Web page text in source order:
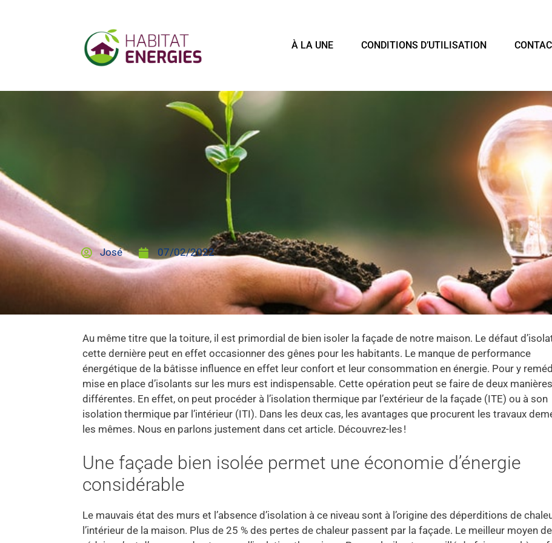
À LA UNE CONDITIONS D’UTILISATION
José 07/02/2022
Au même titre que la toiture, il est primordial de bien isoler la façade de notre maison. Le défaut
cette dernière peut en effet occasionner des gênes pour les habitants. Le manque de performance
énergétique de la bâtisse influence en effet leur confort et leur consommation en énergie. Pour y
mise en place d’isolants sur les murs est indispensable. Cette opération peut se faire de deux manières
différentes. En effet, on peut procéder à l’isolation thermique par l’extérieur de la façade (ITE) ou à son
isolation thermique par l’intérieur (ITI). Dans les deux cas, les avantages que procurent les travaux
les mêmes. Nous en parlons justement dans cet article. Découvrez-les !
Une façade bien isolée permet une économie d’énergie
considérable
Le mauvais état des murs et l’absence d’isolation à ce niveau sont à l’origine des déperditions de
l’intérieur de la maison. Plus de 25 % des pertes de chaleur passent par la façade. Le meilleur moyen